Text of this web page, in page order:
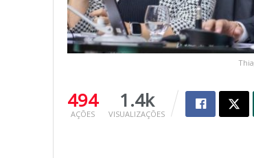
494
AÇÕES
1.4k
VISUALIZAÇÕES